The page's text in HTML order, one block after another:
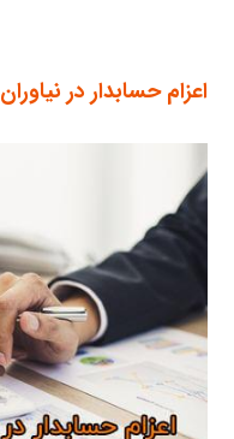
اعزام حسابدار در نیاوران